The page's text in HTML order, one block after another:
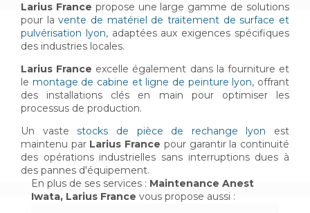
Larius France propose une large gamme de solutions
pour lavente de matériel de traitement de surface et
pulvérisation lyon, adaptées aux exigences spécifiques
des industries locales.
Larius France excelle également dans la fourniture et
le montage de cabine et ligne de peinture lyon, offrant
des installations clés en main pour optimiser les
processus de production.
Un vastestocks de pièce de rechange lyon est
maintenu par Larius France pour garantir la continuité
des opérations industrielles sans interruptions dues à
des pannes d'équipement.
En plus de ses services : Maintenance Anest
Iwata, Larius France vous propose aussi :